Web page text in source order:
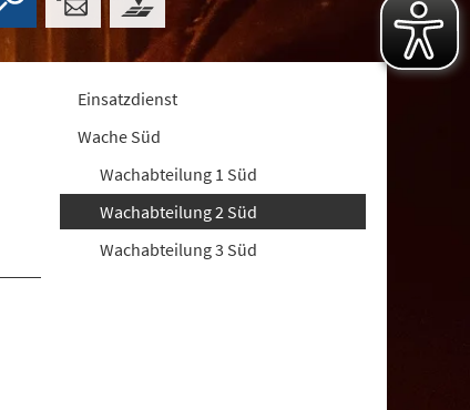
Einsatzdienst
Wache Süd
Wachabteilung 1 Süd
Wachabteilung 2 Süd
Wachabteilung 3 Süd